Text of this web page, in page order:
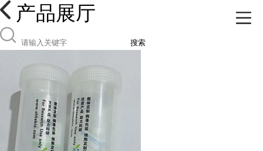
产品展厅
搜索